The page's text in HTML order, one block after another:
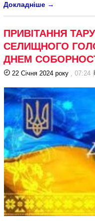
Докладніше →
ПРИВІТАННЯ
СЕЛИЩНОГО
ДНЕМ
22 Січня 2024 року , 07:24 |